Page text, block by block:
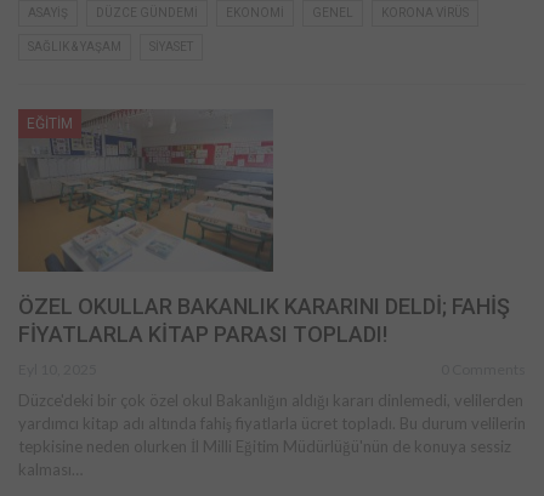
ASAYİŞ DÜZCE GÜNDEMİ KORONA VİRÜS
SAĞLIK & YAŞAM SİYASET
EĞİTİM
ÖZEL OKULLAR BAKANLIK KARARINI DELDİ; FAHİŞ
FİYATLARLA KİTAP PARASI TOPLADI!
Düzce'deki bir çok özel okul Bakanlığın aldığı kararı dinlemedi, velilerden
yardımcı kitap adı altında fahiş fiyatlarla ücret topladı. Bu durum velilerin
tepkisine neden olurken İl Milli Eğitim Müdürlüğü'nün de konuya sessiz
kalması…